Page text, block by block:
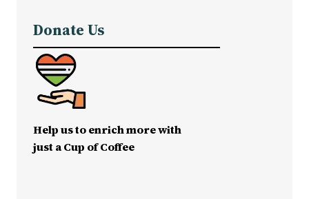
Donate Us
Help us to enrich more with
just a Cup of Coffee